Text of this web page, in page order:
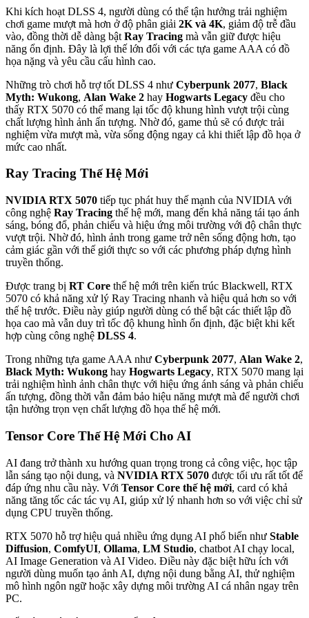
Khi kích hoạt DLSS 4, người dùng có thể tận hưởng trải nghiệm
chơi game mượt mà hơn ở độ phân giải 2K và 4K, giảm độ trễ đầu
vào, đồng thời dễ dàng bật Ray Tracing mà vẫn giữ được hiệu
năng ổn định. Đây là lợi thế lớn đối với các tựa game AAA có đồ
họa nặng và yêu cầu cấu hình cao.
Những trò chơi hỗ trợ tốt DLSS 4 như Cyberpunk 2077, Black
Myth: Wukong, Alan Wake 2 hay Hogwarts Legacy đều cho
thấy RTX 5070 có thể mang lại tốc độ khung hình vượt trội cùng
chất lượng hình ảnh ấn tượng. Nhờ đó, game thủ sẽ có được trải
nghiệm vừa mượt mà, vừa sống động ngay cả khi thiết lập đồ họa ở
mức cao nhất.
Ray Tracing Thế Hệ Mới
NVIDIA RTX 5070 tiếp tục phát huy thế mạnh của NVIDIA với
công nghệ Ray Tracing thế hệ mới, mang đến khả năng tái tạo ánh
sáng, bóng đổ, phản chiếu và hiệu ứng môi trường với độ chân thực
vượt trội. Nhờ đó, hình ảnh trong game trở nên sống động hơn, tạo
cảm giác gần với thế giới thực so với các phương pháp dựng hình
truyền thống.
Được trang bị RT Core thế hệ mới trên kiến trúc Blackwell, RTX
5070 có khả năng xử lý Ray Tracing nhanh và hiệu quả hơn so với
thế hệ trước. Điều này giúp người dùng có thể bật các thiết lập đồ
họa cao mà vẫn duy trì tốc độ khung hình ổn định, đặc biệt khi kết
hợp cùng công nghệ DLSS 4.
Trong những tựa game AAA như Cyberpunk 2077, Alan Wake 2,
Black Myth: Wukong hay Hogwarts Legacy, RTX 5070 mang lại
trải nghiệm hình ảnh chân thực với hiệu ứng ánh sáng và phản chiếu
ấn tượng, đồng thời vẫn đảm bảo hiệu năng mượt mà để người chơi
tận hưởng trọn vẹn chất lượng đồ họa thế hệ mới.
Tensor Core Thế Hệ Mới Cho AI
AI đang trở thành xu hướng quan trọng trong cả công việc, học tập
lẫn sáng tạo nội dung, và NVIDIA RTX 5070 được tối ưu rất tốt để
đáp ứng nhu cầu này. Với Tensor Core thế hệ mới, card có khả
năng tăng tốc các tác vụ AI, giúp xử lý nhanh hơn so với việc chỉ sử
dụng CPU truyền thống.
RTX 5070 hỗ trợ hiệu quả nhiều ứng dụng AI phổ biến như Stable
Diffusion, ComfyUI, Ollama, LM Studio, chatbot AI chạy local,
AI Image Generation và AI Video. Điều này đặc biệt hữu ích với
người dùng muốn tạo ảnh AI, dựng nội dung bằng AI, thử nghiệm
mô hình ngôn ngữ hoặc xây dựng môi trường AI cá nhân ngay trên
PC.